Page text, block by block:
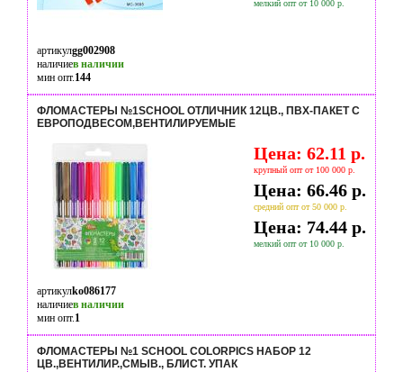
мелкий опт от 10 000 р.
артикулgg002908
наличиев наличии
мин опт.144
ФЛОМАСТЕРЫ №1SCHOOL ОТЛИЧНИК 12ЦВ., ПВХ-ПАКЕТ С
ЕВРОПОДВЕСОМ,ВЕНТИЛИРУЕМЫЕ
Цена: 62.11 р.
крупный опт от 100 000 р.
Цена: 66.46 р.
средний опт от 50 000 р.
Цена: 74.44 р.
мелкий опт от 10 000 р.
артикулko086177
наличиев наличии
мин опт.1
ФЛОМАСТЕРЫ №1 SCHOOL COLORPICS НАБОР 12
ЦВ.,ВЕНТИЛИР.,СМЫВ., БЛИСТ. УПАК